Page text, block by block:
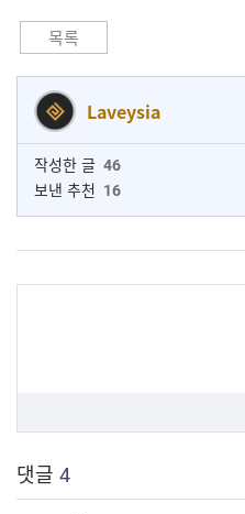
목록
Laveysia
작성한 글 46
보낸 추천 16
댓글 4